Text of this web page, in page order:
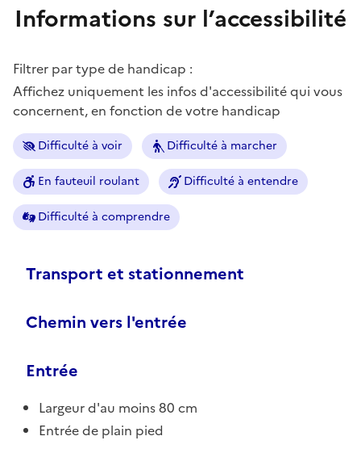
Informations sur l’accessibilité
Filtrer par type de handicap :
Affichez uniquement les infos d'accessibilité qui vous
concernent, en fonction de votre handicap
Difficulté à voir Difficulté à marcher
En fauteuil roulant Difficulté à entendre
Difficulté à comprendre
Transport et stationnement
Chemin vers l'entrée
Entrée
Largeur d'au moins 80 cm
Entrée de plain pied